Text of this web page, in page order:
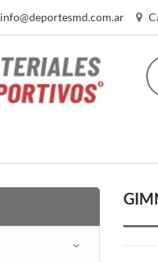
info@deportesmd.com.ar